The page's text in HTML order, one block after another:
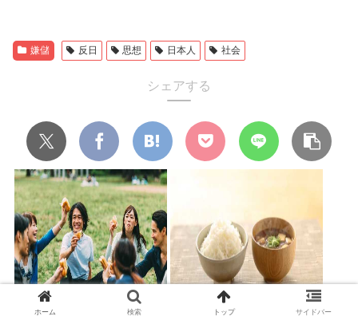
嫌儲 反日 思想 日本人 社会
シェアする
昔の若者「ライター業っていい
なぁ、憧れるなぁ」→現在
まさかとは思うが今どき味噌汁
飲んでるアホおらんよね？ 今す
ホーム 検索 トップ サイドバー